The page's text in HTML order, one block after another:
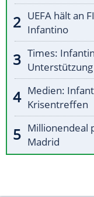
UEFA hält an
Infantino
Times:
Unterstützung
Medien:
Krisentreffen
Millionendeal
Madrid